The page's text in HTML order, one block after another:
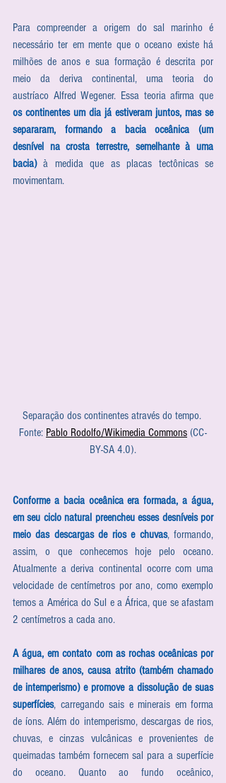
Para compreender a origem do sal marinho é
necessário ter em mente que o oceano existe há
milhões de anos e sua formação é descrita por
meio da deriva continental, uma teoria do
os continentes um dia já estiveram juntos, mas se
separaram, formando a bacia oceânica (um
desnível na crosta terrestre, semelhante à uma
bacia) à medida que as placas tectônicas se
movimentam.
Separação dos continentes através do tempo.
Fonte: Pablo Rodolfo/Wikimedia Commons (CC-
BY-SA 4.0).
Conforme a bacia oceânica era formada, a água,
em seu ciclo natural preencheu esses desníveis por
meio das descargas de rios e chuvas, formando,
assim, o que conhecemos hoje pelo oceano.
Atualmente a deriva continental ocorre com uma
velocidade de centímetros por ano, como exemplo
temos a América do Sul e a África, que se afastam
2 centímetros a cada ano.
A água, em contato com as rochas oceânicas por
milhares de anos, causa atrito (também chamado
de intemperismo) e promove a dissolução de suas
superfícies, carregando sais e minerais em forma
de íons. Além do intemperismo, descargas de rios,
chuvas, e cinzas vulcânicas e provenientes de
queimadas também fornecem sal para a superfície
do oceano. Quanto ao fundo oceânico,